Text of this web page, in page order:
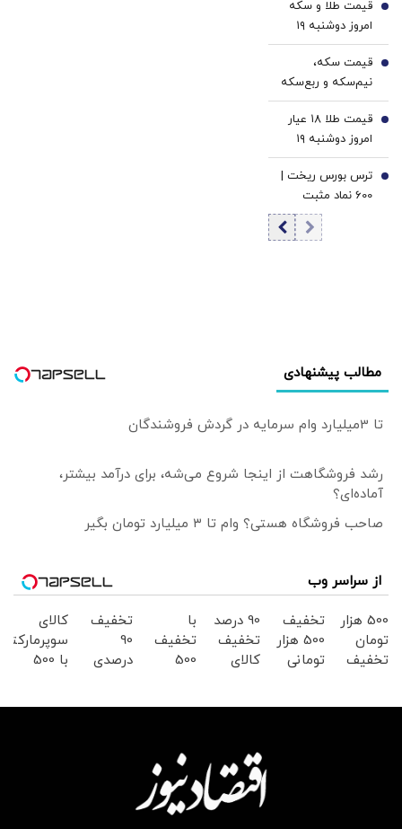
قیمت طلا و سکه
امروز دوشنبه ۱۹
مرداد ۱۴۰۵/افزایش
قیمت طلا و سکه
امامی
4
قیمت سکه،
نیم‌سکه و ربع‌سکه
امروز دوشنبه ۱۹
مرداد ۱۴۰۵/ افزایش
قیمت سکه امامی
5
قیمت طلا ۱۸ عیار
امروز دوشنبه ۱۹
مرداد ۱۴۰۵/افزایش
قیمت طلا
6
ترس بورس ریخت |
600 نماد مثبت
شدند | ورود 2.2
همت پول حقیقی
7
مطالب پیشنهادی
تا 3میلیارد وام سرمایه در گردش فروشندگان
رشد فروشگاهت از اینجا شروع می‌شه، برای درآمد بیشتر،
آماده‌ای؟
صاحب فروشگاه هستی؟ وام تا ۳ میلیارد تومان بگیر
از سراسر وب
500 هزار
تومان
تخفیف
تخفیف
500 هزار
تومانی
90 درصد
تخفیف
کالای
با
تخفیف
500
کالا
موجود
است
تخفیف
90
درصدی
کالای
سوپرمارکتی
با 500